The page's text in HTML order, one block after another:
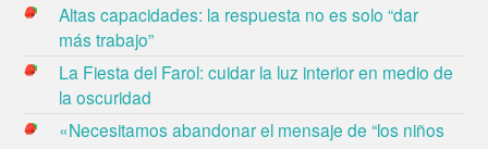
Altas capacidades: la respuesta no es solo “dar
más trabajo”
La Fiesta del Farol: cuidar la luz interior en medio de
la oscuridad
«Necesitamos abandonar el mensaje de “los niños